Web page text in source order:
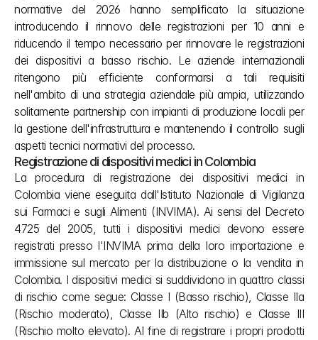
normative del 2026 hanno semplificato la situazione
introducendo il rinnovo delle registrazioni per 10 anni e
riducendo il tempo necessario per rinnovare le registrazioni
dei dispositivi a basso rischio. Le aziende internazionali
ritengono più efficiente conformarsi a tali requisiti
nell'ambito di una strategia aziendale più ampia, utilizzando
solitamente partnership con impianti di produzione locali per
la gestione dell'infrastruttura e mantenendo il controllo sugli
aspetti tecnici normativi del processo.
Registrazione di dispositivi medici in Colombia
La procedura di registrazione dei dispositivi medici in
Colombia viene eseguita dall'Istituto Nazionale di Vigilanza
sui Farmaci e sugli Alimenti (INVIMA). Ai sensi del Decreto
4725 del 2005, tutti i dispositivi medici devono essere
registrati presso l'INVIMA prima della loro importazione e
immissione sul mercato per la distribuzione o la vendita in
Colombia. I dispositivi medici si suddividono in quattro classi
di rischio come segue: Classe I (Basso rischio), Classe IIa
(Rischio moderato), Classe IIb (Alto rischio) e Classe III
(Rischio molto elevato). Al fine di registrare i propri prodotti